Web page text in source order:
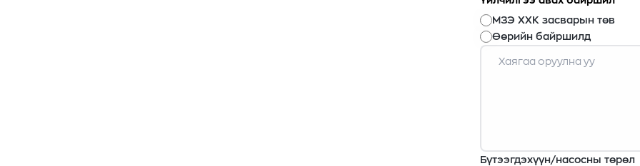
МЗЭ ХХК засварын төв
Өөрийн байршилд
Бүтээгдэхүүн/насосны төрөл